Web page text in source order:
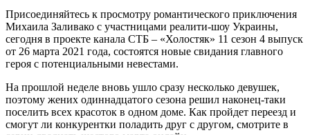
Присоединяйтесь к просмотру романтического приключения
Михаила Заливако с участницами реалити-шоу Украины,
сегодня в проекте канала СТБ – «Холостяк» 11 сезон 4 выпуск
от 26 марта 2021 года, состоятся новые свидания главного
героя с потенциальными невестами.
На прошлой неделе вновь ушло сразу несколько девушек,
поэтому жених одиннадцатого сезона решил наконец-таки
поселить всех красоток в одном доме. Как пройдет переезд и
смогут ли конкурентки поладить друг с другом, смотрите в